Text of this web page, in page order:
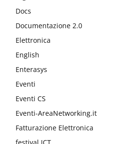
Docs
Documentazione 2.0
Elettronica
English
Enterasys
Eventi
Eventi CS
Eventi-AreaNetworking.it
Fatturazione Elettronica